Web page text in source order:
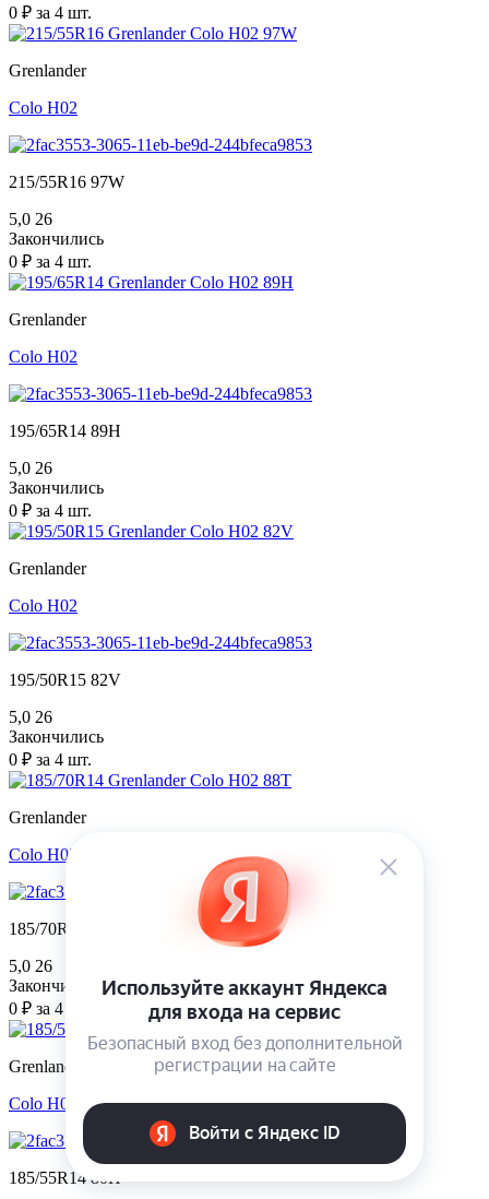
0 ₽ за 4 шт.
Grenlander
Colo H02
215/55R16 97W
5,0 26
Закончились
0 ₽ за 4 шт.
Grenlander
Colo H02
195/65R14 89H
5,0 26
Закончились
0 ₽ за 4 шт.
Grenlander
Colo H02
195/50R15 82V
5,0 26
Закончились
0 ₽ за 4 шт.
Grenlander
Colo H02
185/70R14 88T
5,0 26
Закончились
0 ₽ за 4 шт.
Grenlander
Colo H02
185/55R14 80H